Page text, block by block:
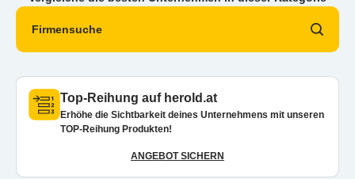
Firmensuche
Top-Reihung auf herold.at
Erhöhe die Sichtbarkeit deines Unternehmens mit unseren
TOP-Reihung Produkten!
ANGEBOT SICHERN